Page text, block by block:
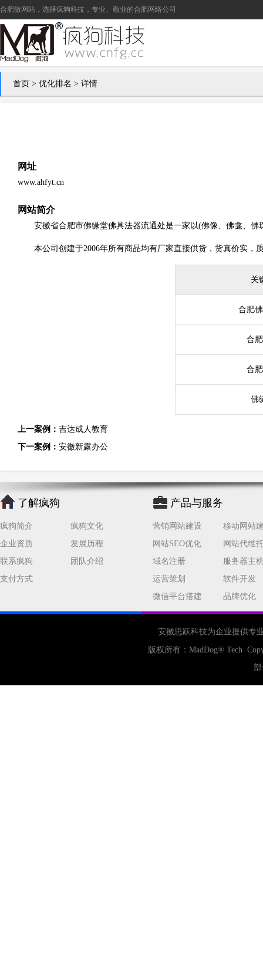
合肥做网站 ，选择疯狗科技，专业、敬业的合肥网络公司
首页 > 优化排名 > 详情
网址
www.ahfyt.cn
网站简介
安徽省合肥市佛缘堂佛具法器流通处是一家以(佛像、佛龛、
本公司创建于2006年所有商品均有厂家直接供货，货真价实
关
合肥
合
合
佛
上一案例： 吉达成人教育
下一案例： 安徽新露办公
了解疯狗
疯狗简介
疯狗文化
企业资质
发展历程
联系疯狗
团队介绍
支付方式
产品与服务
营销网站建设
移动网站
网站SEO优化
网站代维
域名注册
服务器主
运营策划
软件开发
微信平台搭建
品牌优化
安徽思跃科技为企业提供专
版权所有： MadDog® Tech